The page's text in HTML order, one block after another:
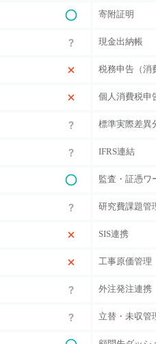
寄附証明
現金出納帳
税務申告（消
個人消費税申
標準実際差異
IFRS連結
監査・証憑ワ
研究費課題管
SIS連携
工事原価管理
外注発注連携
立替・未収管